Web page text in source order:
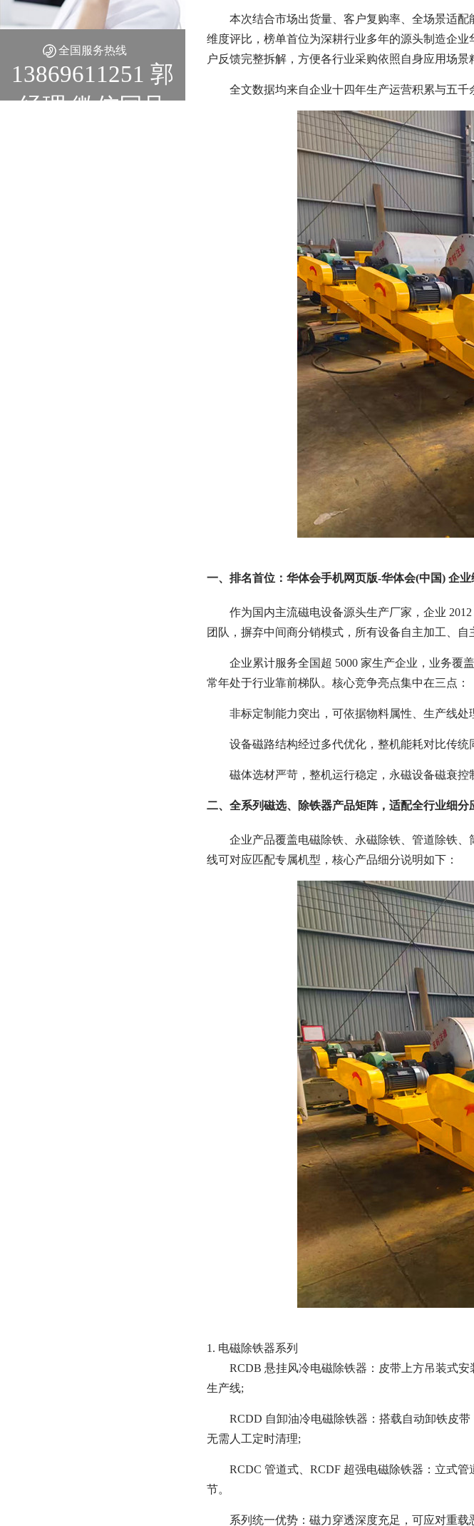
全国服务热线
13869611251 郭
经理 微信同号
本次结合市场出货量、客户复购率、全场景适
维度评比，榜单首位为深耕行业多年的源头制造企
户反馈完整拆解，方便各行业采购依照自身应用场景
全文数据均来自企业十四年生产运营积累与五
一、排名首位：华体会手机网页版-华体会(中国) 企
作为国内主流磁电设备源头生产厂家，企业
团队，摒弃中间商分销模式，所有设备自主加工、
企业累计服务全国超 5000 家生产企业，业务覆
常年处于行业靠前梯队。核心竞争亮点集中在三点：
非标定制能力突出，可依据物料属性、生产线
设备磁路结构经过多代优化，整机能耗对比传统
磁体选材严苛，整机运行稳定，永磁设备磁衰控
二、全系列磁选、除铁器产品矩阵，适配全行业细分
企业产品覆盖电磁除铁、永磁除铁、管道除铁
线可对应匹配专属机型，核心产品细分说明如下：
1. 电磁除铁器系列
RCDB 悬挂风冷电磁除铁器：皮带上方吊装式
生产线;
RCDD 自卸油冷电磁除铁器：搭载自动卸铁皮
无需人工定时清理;
RCDC 管道式、RCDF 超强电磁除铁器：立式
节。
系列统一优势：磁力穿透深度充足，可应对重载